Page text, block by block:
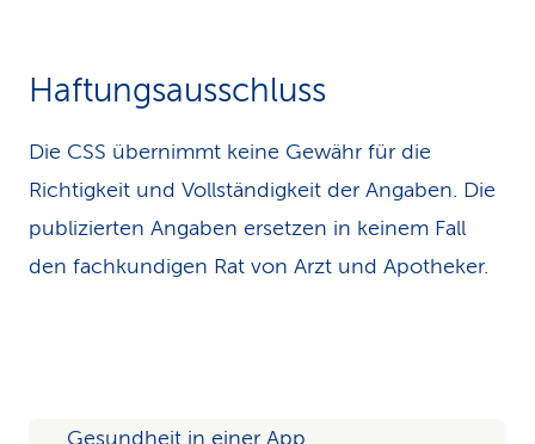
Haftungsausschluss
Die CSS übernimmt keine Gewähr für die
Richtigkeit und Vollständigkeit der Angaben. Die
publizierten Angaben ersetzen in keinem Fall
den fachkundigen Rat von Arzt und Apotheker.
Gesundheit in einer App